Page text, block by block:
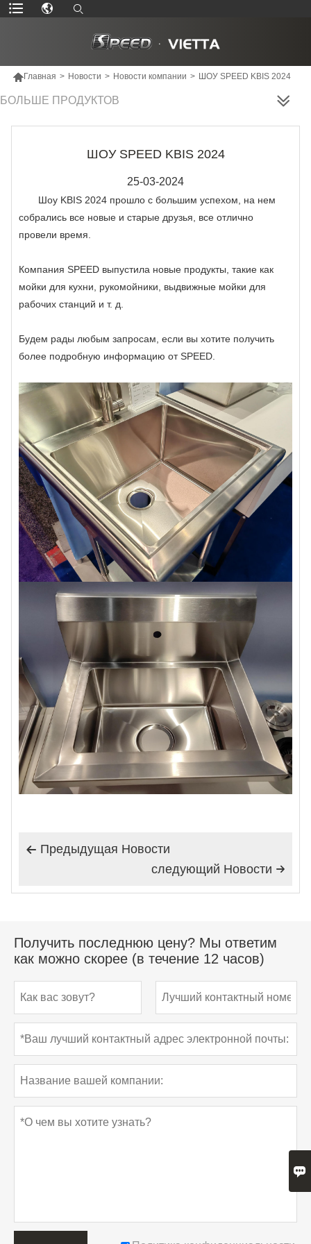
Главная > Новости > Новости компании > ШОУ SPEED KBIS 2024
БОЛЬШЕ ПРОДУКТОВ
ШОУ SPEED KBIS 2024
25-03-2024
Шоу KBIS 2024 прошло с большим успехом, на нем
собрались все новые и старые друзья, все отлично
провели время.
Компания SPEED выпустила новые продукты, такие как
мойки для кухни, рукомойники, выдвижные мойки для
рабочих станций и т. д.
Будем рады любым запросам, если вы хотите получить
более подробную информацию от SPEED.
 Предыдущая Hовости

следующий Hовости
Получить последнюю цену? Мы ответим
как можно скорее (в течение 12 часов)
